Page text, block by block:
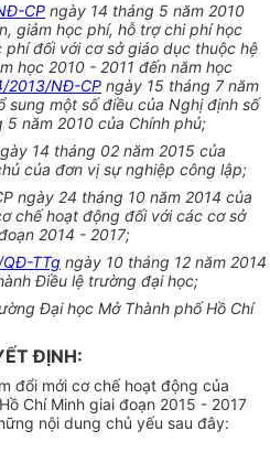
CP ngày 14 tháng 5 năm 2010
giảm học phí, hỗ trợ chi phí học
đối với cơ sở giáo dục thuộc hệ
học 2010 - 2011 đến năm học
2013/NĐ-CP ngày 15 tháng 7 năm
sung một số điều của Nghị định số
5 năm 2010 của Chính phủ;
14 tháng 02 năm 2015 của
của đơn vị sự nghiệp công lập;
ngày 24 tháng 10 năm 2014 của
chế hoạt động đối với các cơ sở
2014 - 2017;
TTg ngày 10 tháng 12 năm 2014
Điều lệ trường đại học;
Đại học Mở Thành phố Hồ Chí
ĐỊNH:
đổi mới cơ chế hoạt động của
Chí Minh giai đoạn 2015 - 2017
nội dung chủ yếu sau đây: